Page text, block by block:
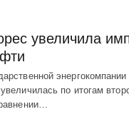
увеличила
по итогам